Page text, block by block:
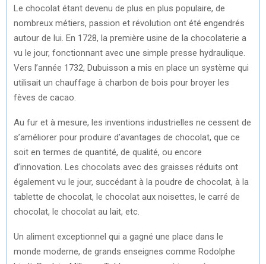
Le chocolat étant devenu de plus en plus populaire, de
nombreux métiers, passion et révolution ont été engendrés
autour de lui. En 1728, la première usine de la chocolaterie a
vu le jour, fonctionnant avec une simple presse hydraulique.
Vers l’année 1732, Dubuisson a mis en place un système qui
utilisait un chauffage à charbon de bois pour broyer les
fèves de cacao.
Au fur et à mesure, les inventions industrielles ne cessent de
s’améliorer pour produire d’avantages de chocolat, que ce
soit en termes de quantité, de qualité, ou encore
d’innovation. Les chocolats avec des graisses réduits ont
également vu le jour, succédant à la poudre de chocolat, à la
tablette de chocolat, le chocolat aux noisettes, le carré de
chocolat, le chocolat au lait, etc.
Un aliment exceptionnel qui a gagné une place dans le
monde moderne, de grands enseignes comme Rodolphe